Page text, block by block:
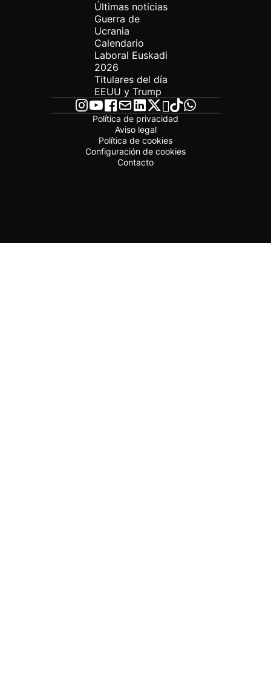
Últimas noticias
Guerra de
Ucrania
Calendario
Laboral Euskadi
2026
Titulares del día
EEUU y Trump
Política de privacidad
Aviso legal
Política de cookies
Configuración de cookies
Contacto